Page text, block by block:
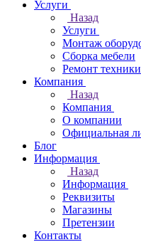
Услуги
Назад
Услуги
Монтаж
Сборка мебели
Ремонт техники
Компания
Назад
Компания
О компании
Официальная
Блог
Информация
Назад
Информация
Реквизиты
Магазины
Претензии
Контакты